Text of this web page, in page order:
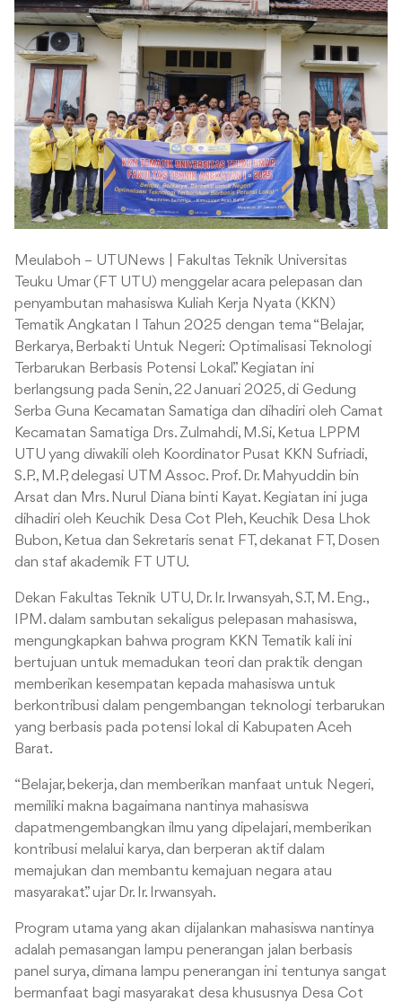
Meulaboh – UTUNews | Fakultas Teknik Universitas
Teuku Umar (FT UTU) menggelar acara pelepasan dan
penyambutan mahasiswa Kuliah Kerja Nyata (KKN)
Tematik Angkatan I Tahun 2025 dengan tema “Belajar,
Berkarya, Berbakti Untuk Negeri: Optimalisasi Teknologi
Terbarukan Berbasis Potensi Lokal.” Kegiatan ini
berlangsung pada Senin, 22 Januari 2025, di Gedung
Serba Guna Kecamatan Samatiga dan dihadiri oleh Camat
Kecamatan Samatiga Drs. Zulmahdi, M.Si, Ketua LPPM
UTU yang diwakili oleh Koordinator Pusat KKN Sufriadi,
S.P., M.P, delegasi UTM Assoc. Prof. Dr. Mahyuddin bin
Arsat dan Mrs. Nurul Diana binti Kayat. Kegiatan ini juga
dihadiri oleh Keuchik Desa Cot Pleh, Keuchik Desa Lhok
Bubon, Ketua dan Sekretaris senat FT, dekanat FT, Dosen
dan staf akademik FT UTU.
Dekan Fakultas Teknik UTU, Dr. Ir. Irwansyah, S.T, M. Eng.,
IPM. dalam sambutan sekaligus pelepasan mahasiswa,
mengungkapkan bahwa program KKN Tematik kali ini
bertujuan untuk memadukan teori dan praktik dengan
memberikan kesempatan kepada mahasiswa untuk
berkontribusi dalam pengembangan teknologi terbarukan
yang berbasis pada potensi lokal di Kabupaten Aceh
Barat.
“Belajar, bekerja, dan memberikan manfaat untuk Negeri,
memiliki makna bagaimana nantinya mahasiswa
dapatmengembangkan ilmu yang dipelajari, memberikan
kontribusi melalui karya, dan berperan aktif dalam
memajukan dan membantu kemajuan negara atau
masyarakat.” ujar Dr. Ir. Irwansyah.
Program utama yang akan dijalankan mahasiswa nantinya
adalah pemasangan lampu penerangan jalan berbasis
panel surya, dimana lampu penerangan ini tentunya sangat
bermanfaat bagi masyarakat desa khususnya Desa Cot